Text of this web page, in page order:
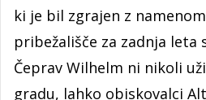
ki je bil zgrajen z
pribežališče za zadnja leta
Čeprav Wilhelm ni nikoli
gradu, lahko obiskovalci